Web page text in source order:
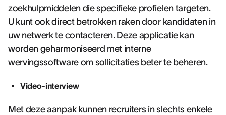
zoekhulpmiddelen die specifieke profielen targeten.
U kunt ook direct betrokken raken door kandidaten in
uw netwerk te contacteren. Deze applicatie kan
worden geharmoniseerd met interne
wervingssoftware om sollicitaties beter te beheren.
Video-interview
Met deze aanpak kunnen recruiters in slechts enkele